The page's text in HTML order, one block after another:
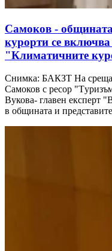
Самоков -
курорти се
"Климатичните
Снимка: БАКЗТ На среща
Самоков с ресор
Вукова- главен експерт
в общината и